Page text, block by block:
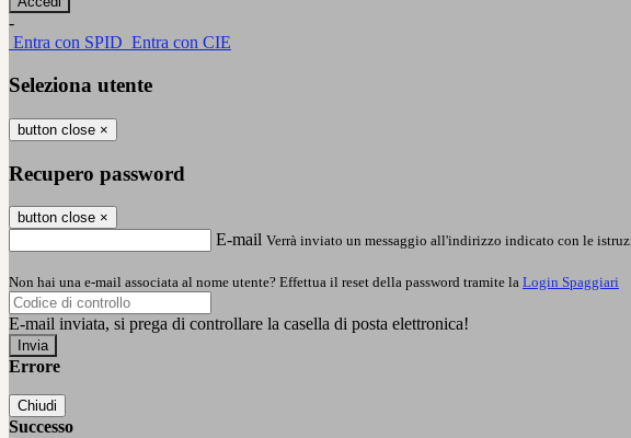
-
Entra con SPID Entra con CIE
Seleziona utente
button close ×
Recupero password
button close ×
E-mail Verrà inviato un messaggio all'indirizzo indicato con le
Non hai una e-mail associata al nome utente? Effettua il reset della password tramite la Login Spaggiari
E-mail inviata, si prega di controllare la casella di posta elettronica!
Errore
Chiudi
Successo